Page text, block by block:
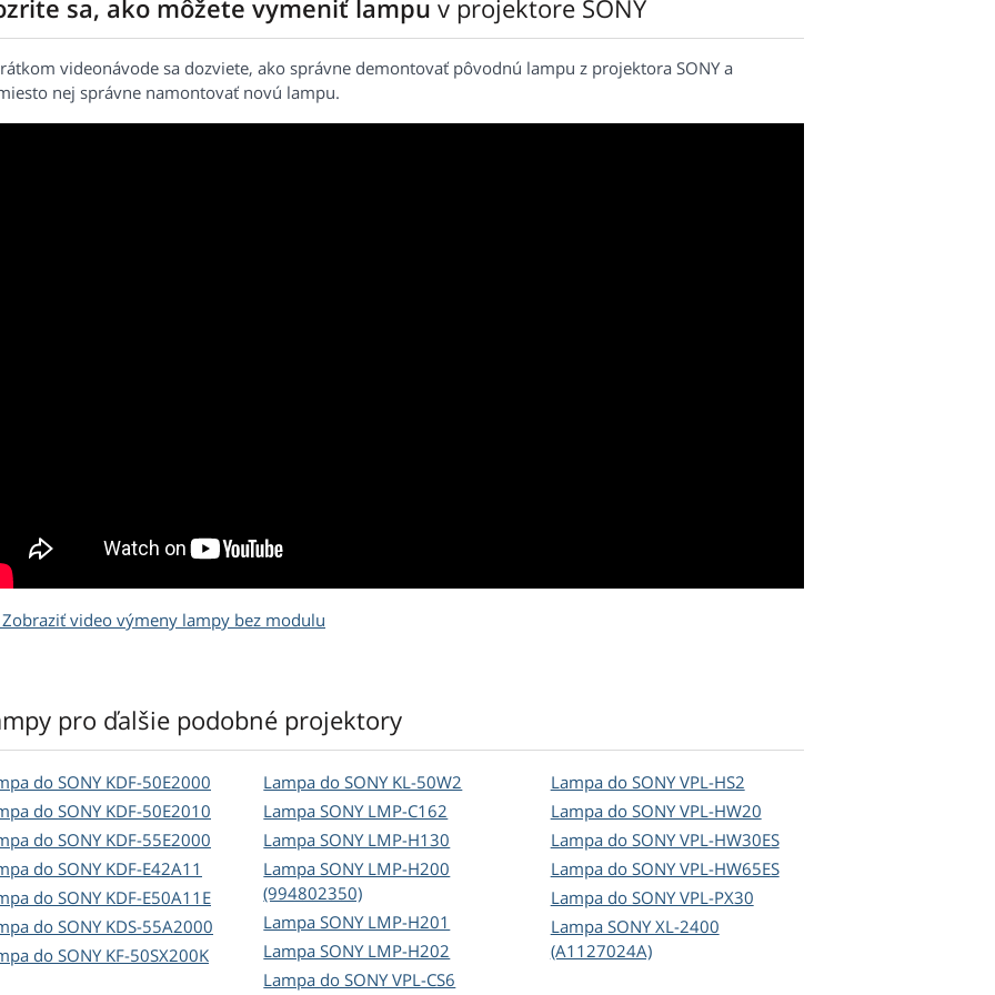
sa, ako môžete vymeniť lampu v projektore SONY
videonávode sa dozviete, ako správne demontovať pôvodnú lampu z projektora SONY a
nej správne namontovať novú lampu.
Zobraziť video výmeny lampy bez modulu
pro ďalšie podobné projektory
do SONY KDF-50E2000
do SONY KDF-50E2010
do SONY KDF-55E2000
do SONY KDF-E42A11
do SONY KDF-E50A11E
do SONY KDS-55A2000
do SONY KF-50SX200K
Lampa do SONY KL-50W2
Lampa SONY LMP-C162
Lampa SONY LMP-H130
Lampa SONY LMP-H200
(994802350)
Lampa SONY LMP-H201
Lampa SONY LMP-H202
Lampa do SONY VPL-CS6
Lampa do SONY VPL-HS2
Lampa do SONY VPL-HW20
Lampa do SONY VPL-HW30ES
Lampa do SONY VPL-HW65ES
Lampa do SONY VPL-PX30
Lampa SONY XL-2400
(A1127024A)